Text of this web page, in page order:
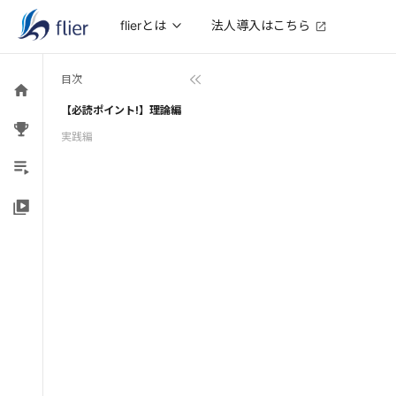
flierとは 法人導入はこちら
目次
【必読ポイント!】理論編
実践編